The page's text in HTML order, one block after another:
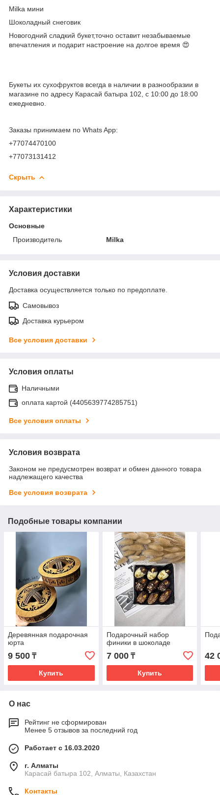
Milka мини
Шоколадный снеговик
Новогодний сладкий букет,точно оставит незабываемые
впечатления и подарит настроение на долгое время 😍
Букеты их сухофруктов всегда в наличии в разнообразии в
магазине по адресу Карасай батыра 102, с 10:00 до 18:00
ежедневно.
Заказы принимаем по Whats App:
+77074470100
+77073131412
Скрыть
Характеристики
Основные
Производитель
Milka
Условия доставки
Доставка осуществляется только по предоплате.
Самовывоз
Доставка курьером
Все условия доставки
Условия оплаты
Наличными
оплата картой (4405639774285751)
Все условия оплаты
Условия возврата
Законом не предусмотрен возврат и обмен данного товара
надлежащего качества
Все условия возврата
Подобные товары компании
Деревянная подарочная
юрта
9 500 ₸
Купить
Подарочный набор
финики в шоколаде
7 000₸
Купить
42
О нас
Рейтинг не сформирован
Менее 5 отзывов за последний год
Работает с 16.03.2020
г. Алматы
Карасай батыра 102, Алматы, Казахстан
Контакты